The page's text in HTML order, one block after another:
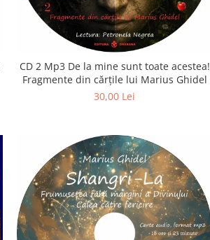
CD 2 Mp3 De la mine sunt toate acestea!
Fragmente din cărțile lui Marius Ghidel
30,00 Lei